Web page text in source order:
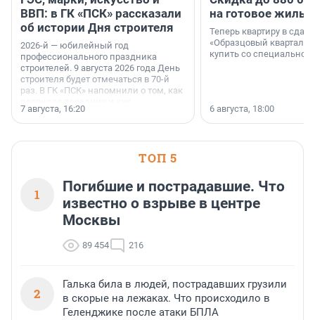
ВВП: в ГК «ПСК» рассказали
об истории Дня строителя
2026-й — юбилейный год
профессионального праздника
строителей. 9 августа 2026 года День
строителя будет отмечаться в 70-й
раз. В ГК «ПСК» напомнили о том, как
поменялась роль строительства.
7 августа, 16:20
на готовое
Теперь квартиру в
«Образцовый квартал
купить со специальной
6 августа, 18:00
ТОП 5
1
Погибшие и пострадавшие. Что
известно о взрыве в центре
Москвы
89 454 216
2
Галька била в людей, пострадавших грузили
в скорые на лежаках. Что происходило в
Геленджике после атаки БПЛА